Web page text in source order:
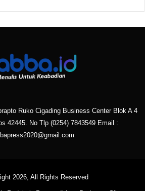
Ruko Cigading Business Center Blok A 4
42445. No Tlp (0254) 7843549 Email :
2026, All Rights Reserved